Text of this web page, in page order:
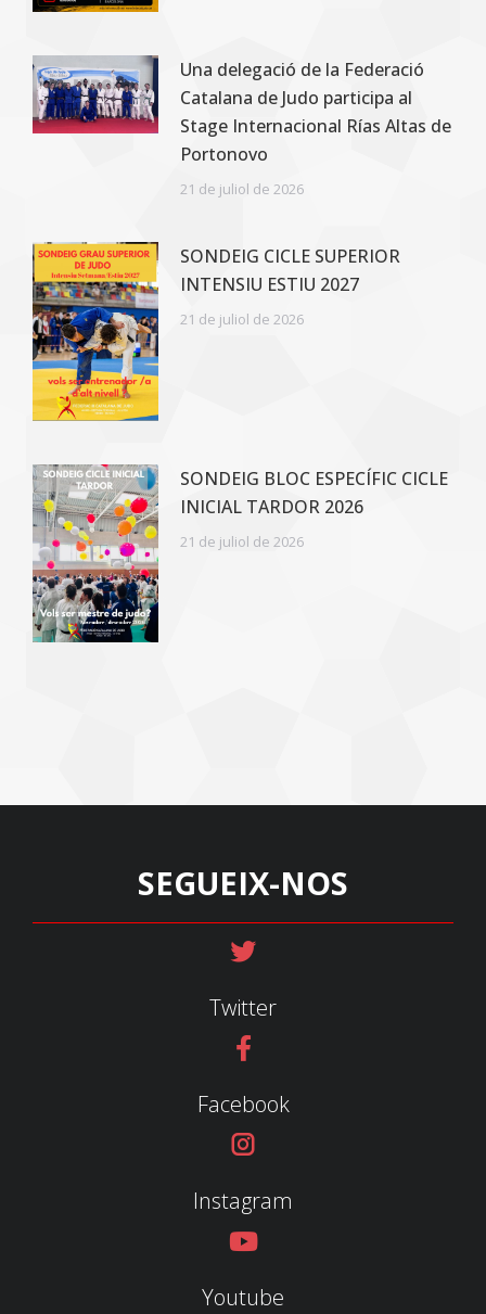
Una delegació de la Federació
Catalana de Judo participa al
Stage Internacional Rías Altas de
Portonovo
21 de juliol de 2026
SONDEIG CICLE SUPERIOR
INTENSIU ESTIU 2027
21 de juliol de 2026
SONDEIG BLOC ESPECÍFIC CICLE
INICIAL TARDOR 2026
21 de juliol de 2026
SEGUEIX-NOS
Twitter
Facebook
Instagram
Youtube